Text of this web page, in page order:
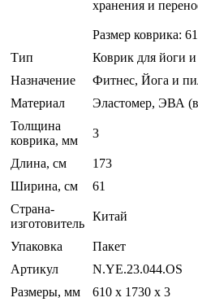
хранения и
Размер коврика:
Тип
Коврик для йоги и
Назначение
Фитнес, Йога и
Материал
Эластомер, ЭВА
Толщина
коврика, мм
3
Длина, см
173
Ширина, см
61
Страна-
изготовитель
Китай
Упаковка
Пакет
Артикул
N.YE.23.044.OS
Размеры, мм
610 х 1730 х 3